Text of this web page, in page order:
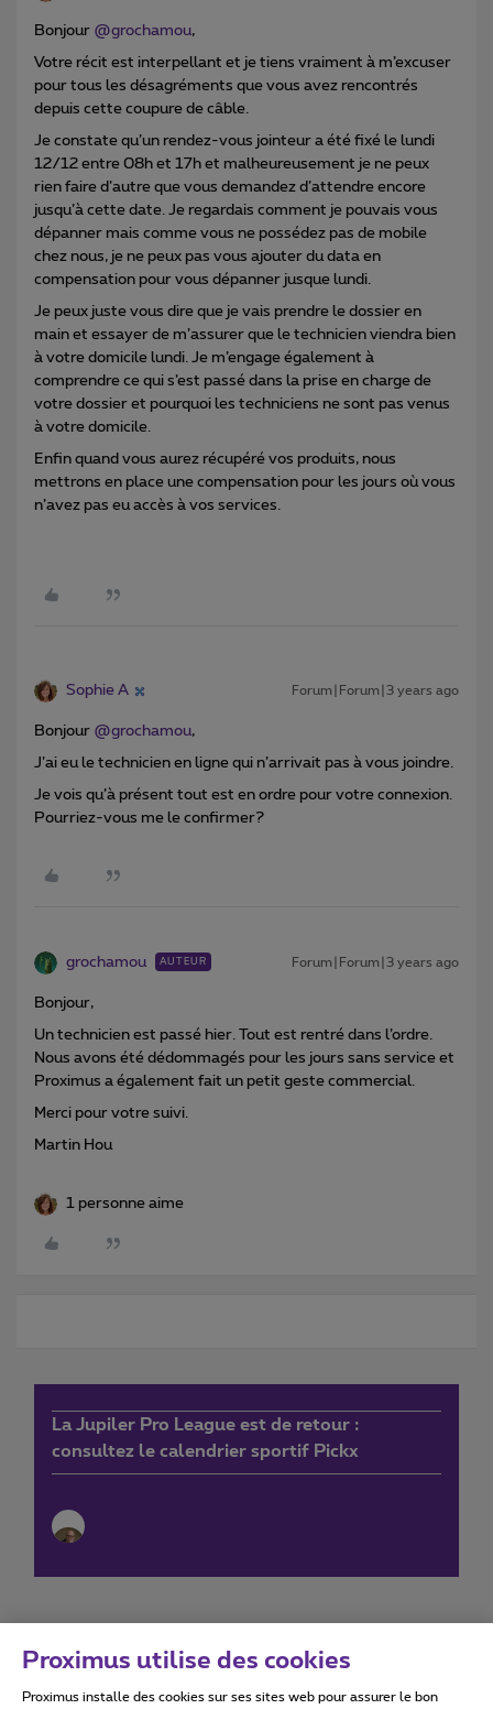
Bonjour @grochamou,
Votre récit est interpellant et je tiens vraiment à m’excuser
pour tous les désagréments que vous avez rencontrés
depuis cette coupure de câble.
Je constate qu’un rendez-vous jointeur a été fixé le lundi
12/12 entre 08h et 17h et malheureusement je ne peux
rien faire d’autre que vous demandez d’attendre encore
jusqu’à cette date. Je regardais comment je pouvais vous
dépanner mais comme vous ne possédez pas de mobile
chez nous, je ne peux pas vous ajouter du data en
compensation pour vous dépanner jusque lundi.
Je peux juste vous dire que je vais prendre le dossier en
main et essayer de m’assurer que le technicien viendra bien
à votre domicile lundi. Je m’engage également à
comprendre ce qui s’est passé dans la prise en charge de
votre dossier et pourquoi les techniciens ne sont pas venus
à votre domicile.
Enfin quand vous aurez récupéré vos produits, nous
mettrons en place une compensation pour les jours où vous
n’avez pas eu accès à vos services.
Sophie A Forum|Forum|3 years ago
Bonjour @grochamou,
J’ai eu le technicien en ligne qui n’arrivait pas à vous joindre.
Je vois qu’à présent tout est en ordre pour votre connexion.
Pourriez-vous me le confirmer?
grochamou AUTEUR Forum|Forum|3 years ago
Bonjour,
Un technicien est passé hier. Tout est rentré dans l’ordre.
Nous avons été dédommagés pour les jours sans service et
Proximus a également fait un petit geste commercial.
Merci pour votre suivi.
Martin Hou
1 personne aime
La Jupiler Pro League est de retour :
consultez le calendrier sportif Pickx
Proximus utilise des cookies
Proximus installe des cookies sur ses sites web pour assurer le bon